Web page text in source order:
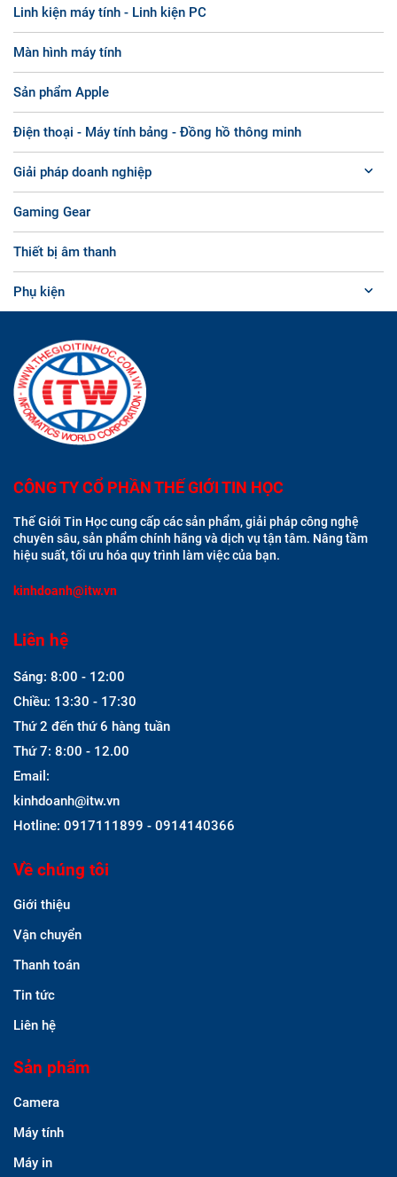
Linh kiện máy tính - Linh kiện PC
Màn hình máy tính
Sản phẩm Apple
Điện thoại - Máy tính bảng - Đồng hồ thông minh
Giải pháp doanh nghiệp
Gaming Gear
Thiết bị âm thanh
Phụ kiện
CÔNG TY CỔ PHẦN THẾ GIỚI TIN HỌC
Thế Giới Tin Học cung cấp các sản phẩm, giải pháp công nghệ
chuyên sâu, sản phẩm chính hãng và dịch vụ tận tâm. Nâng tầm
hiệu suất, tối ưu hóa quy trình làm việc của bạn.
kinhdoanh@itw.vn
Liên hệ
Sáng: 8:00 - 12:00
Chiều: 13:30 - 17:30
Thứ 2 đến thứ 6 hàng tuần
Thứ 7: 8:00 - 12.00
Email:
kinhdoanh@itw.vn
Hotline: 0917111899 - 0914140366
Về chúng tôi
Giới thiệu
Vận chuyển
Thanh toán
Tin tức
Liên hệ
Sản phẩm
Camera
Máy tính
Máy in